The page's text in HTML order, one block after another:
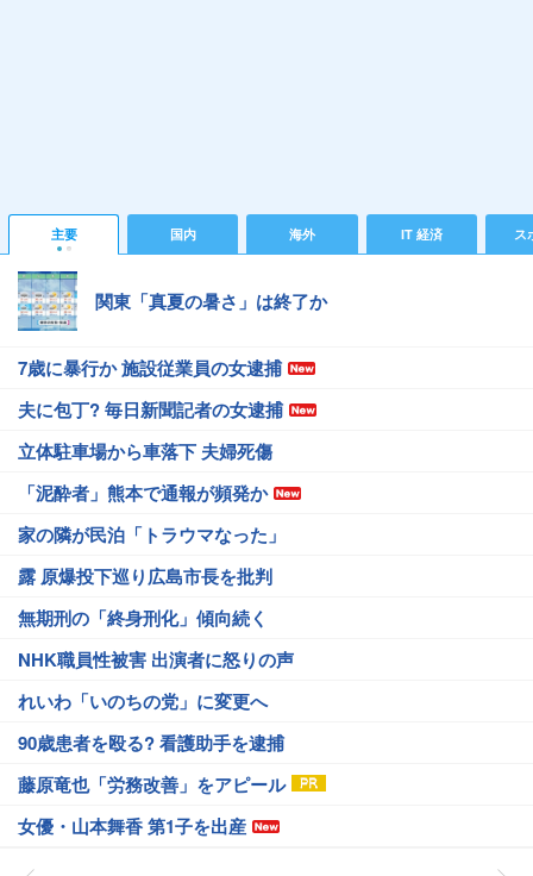
主要 国内 海外 IT 経済 ス
関東「真夏の暑さ」は終了か
7歳に暴行か 施設従業員の女逮捕
夫に包丁? 毎日新聞記者の女逮捕
立体駐車場から車落下 夫婦死傷
「泥酔者」熊本で通報が頻発か
家の隣が民泊「トラウマなった」
露 原爆投下巡り広島市長を批判
無期刑の「終身刑化」傾向続く
NHK職員性被害 出演者に怒りの声
れいわ「いのちの党」に変更へ
90歳患者を殴る? 看護助手を逮捕
藤原竜也「労務改善」をアピール
女優・山本舞香 第1子を出産